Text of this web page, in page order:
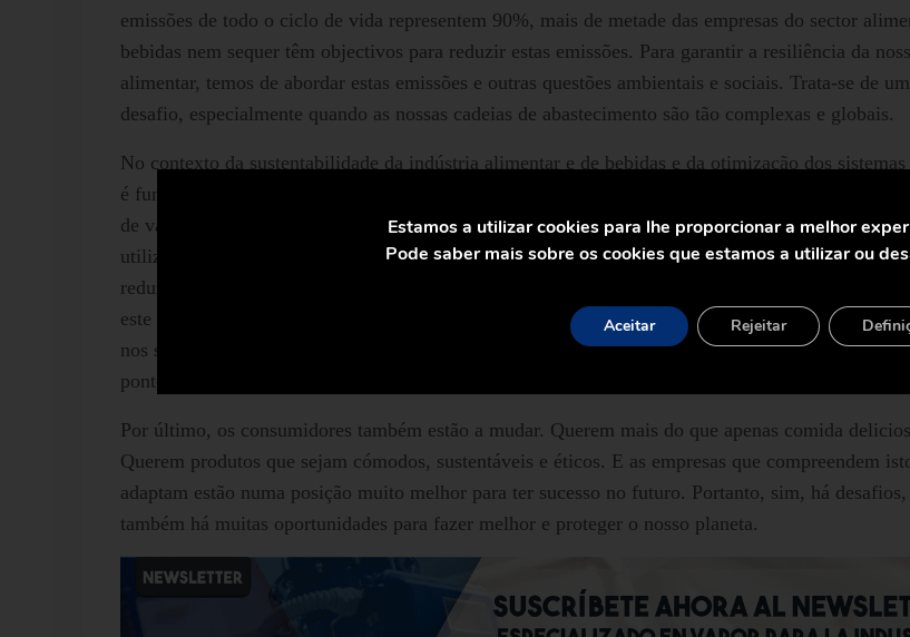
emissões de todo o ciclo de vida representem 90%, mais de metade das empresas do sector
bebidas nem sequer têm objectivos para reduzir estas emissões. Para garantir a resiliência da
alimentar, temos de abordar estas emissões e outras questões ambientais e sociais. Trata-se de
desafio, especialmente quando as nossas cadeias de abastecimento são tão complexas e globais.
No contexto da sustentabilidade da indústria alimentar e de bebidas e da otimização dos sistemas
é fundamental abordar a utilização da energia e da água. Estes recursos são fundamentais para a
de vapor, que por sua vez é vital para inúmeros processos nesta indústria. Ao melhorar a forma
utilizamos a energia e a água, não só reduzimos os custos e aumentamos a eficiência, como
reduzimos o nosso impacto ambiental. Por exemplo, ao reduzir o consumo de água, não só
este recurso vital, como também reduzimos a energia necessária para aquecer ou arrefecer a água
nos sistemas de vapor. Isto ilustra como as melhorias de sustentabilidade podem ser benéficas
ponto de vista ambiental como económico na indústria alimentar e de bebidas.
Por último, os consumidores também estão a mudar. Querem mais do que apenas comida
Querem produtos que sejam cómodos, sustentáveis e éticos. E as empresas que compreendem
adaptam estão numa posição muito melhor para ter sucesso no futuro. Portanto, sim, há desafios,
também há muitas oportunidades para fazer melhor e proteger o nosso planeta.
Estamos a utilizar cookies para lhe proporcionar a melhor
Pode saber mais sobre os cookies que estamos a utilizar ou
Aceitar Rejeitar